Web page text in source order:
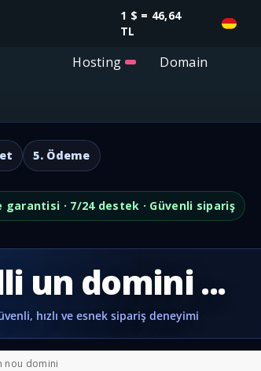
1 $ = 46,64
TL
Hosting Domain
5. Ödeme
garantisi · 7/24 destek · Güvenli sipariş
un domini ...
nou domini